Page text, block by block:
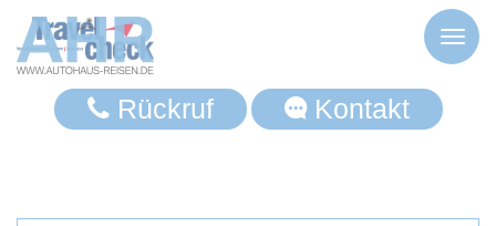
Toggle
Rückruf Kontakt